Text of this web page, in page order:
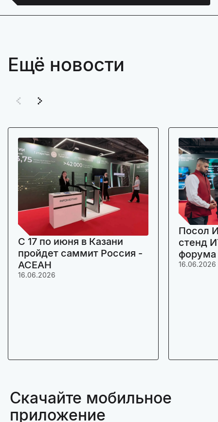
Ещё новости
C 17 по июня в Казани
пройдет саммит Россия -
АСЕАН
16.06.2026
Посол
стенд
16.06.2026
Скачайте мобильное
приложение